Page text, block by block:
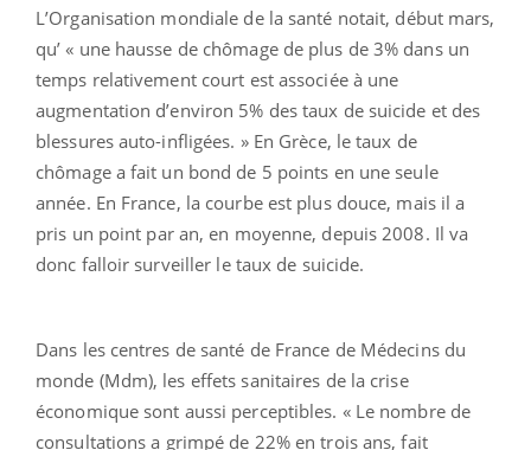
L’Organisation mondiale de la santé notait, début mars,
qu’ « une hausse de chômage de plus de 3% dans un
temps relativement court est associée à une
augmentation d’environ 5% des taux de suicide et des
blessures auto-infligées. » En Grèce, le taux de
chômage a fait un bond de 5 points en une seule
année. En France, la courbe est plus douce, mais il a
pris un point par an, en moyenne, depuis 2008. Il va
donc falloir surveiller le taux de suicide.
Dans les centres de santé de France de Médecins du
monde (Mdm), les effets sanitaires de la crise
économique sont aussi perceptibles. « Le nombre de
consultations a grimpé de 22% en trois ans, fait